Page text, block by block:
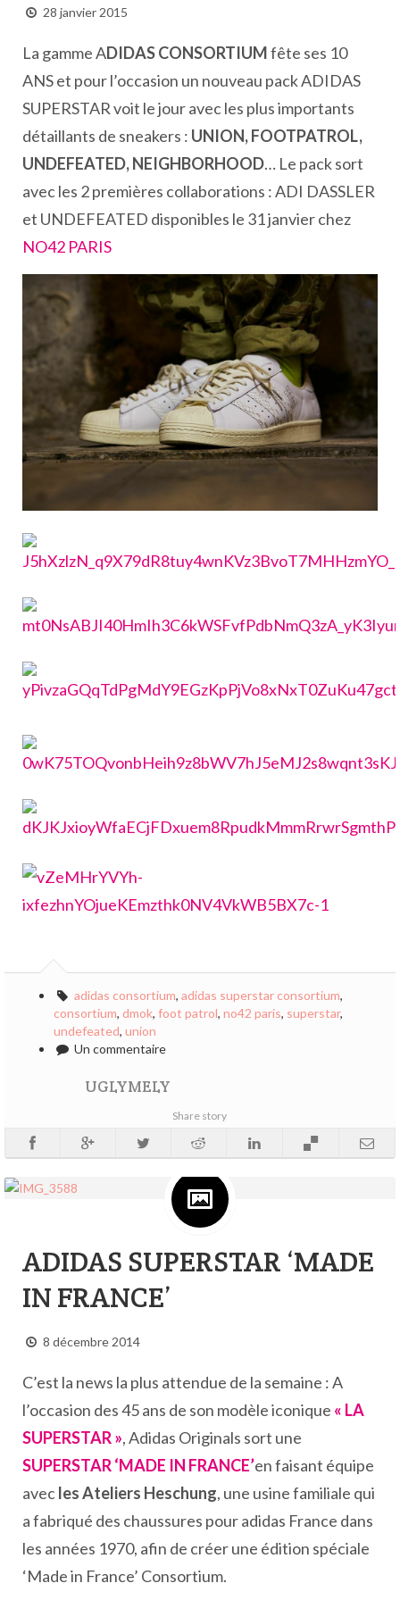
28 janvier 2015
La gamme ADIDAS CONSORTIUMfête ses 10
ANS et pour l’occasion un nouveau pack ADIDAS
SUPERSTAR voit le jour avec les plus importants
détaillants de sneakers : UNION, FOOTPATROL,
UNDEFEATED, NEIGHBORHOOD… Le pack sort
avec les 2 premières collaborations : ADI DASSLER
et UNDEFEATED disponibles le 31 janvier chez
NO42 PARIS
adidas consortium, adidas superstar consortium,
consortium, dmok, foot patrol, no42 paris, superstar,
undefeated, union
Un commentaire
UGLYMELY
Share story
ADIDAS SUPERSTAR ‘MADE
IN FRANCE’
8 décembre 2014
C’est la news la plus attendue de la semaine : A
l’occasion des 45 ans de son modèle iconique « LA
SUPERSTAR », Adidas Originals sort une
SUPERSTAR ‘MADE IN FRANCE’en faisant équipe
avecles Ateliers Heschung, une usine familiale qui
a fabriqué des chaussures pour adidas France dans
les années 1970, afin de créer une édition spéciale
‘Made in France’ Consortium.